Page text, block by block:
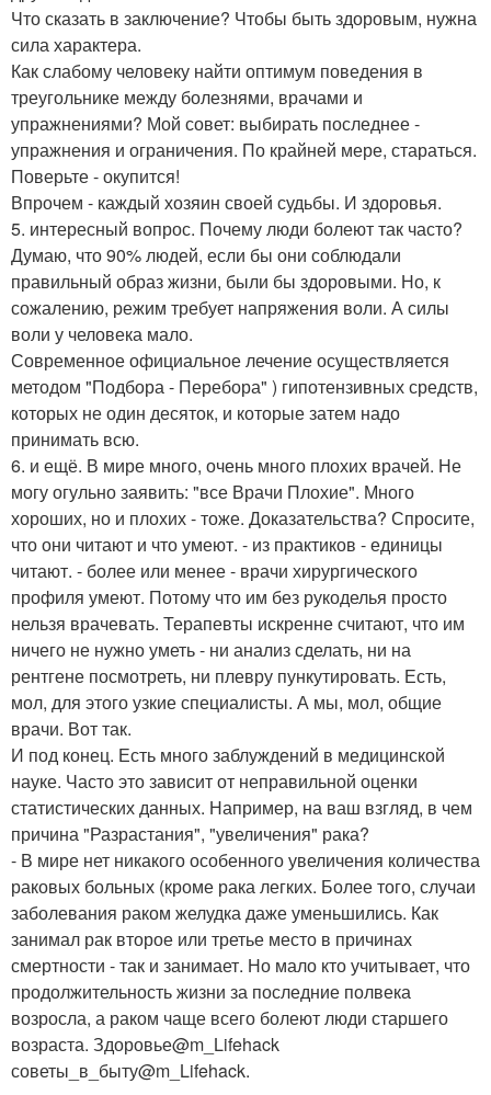
Что сказать в заключение? Чтобы быть здоровым, нужна
сила характера.
Как слабому человеку найти оптимум поведения в
треугольнике между болезнями, врачами и
упражнениями? Мой совет: выбирать последнее -
упражнения и ограничения. По крайней мере, стараться.
Поверьте - окупится!
Впрочем - каждый хозяин своей судьбы. И здоровья.
5. интересный вопрос. Почему люди болеют так часто?
Думаю, что 90% людей, если бы они соблюдали
правильный образ жизни, были бы здоровыми. Но, к
сожалению, режим требует напряжения воли. А силы
воли у человека мало.
Современное официальное лечение осуществляется
методом "Подбора - Перебора" ) гипотензивных средств,
которых не один десяток, и которые затем надо
принимать всю.
6. и ещё. В мире много, очень много плохих врачей. Не
могу огульно заявить: "все Врачи Плохие". Много
хороших, но и плохих - тоже. Доказательства? Спросите,
что они читают и что умеют. - из практиков - единицы
читают. - более или менее - врачи хирургического
профиля умеют. Потому что им без рукоделья просто
нельзя врачевать. Терапевты искренне считают, что им
ничего не нужно уметь - ни анализ сделать, ни на
рентгене посмотреть, ни плевру пункутировать. Есть,
мол, для этого узкие специалисты. А мы, мол, общие
врачи. Вот так.
И под конец. Есть много заблуждений в медицинской
науке. Часто это зависит от неправильной оценки
статистических данных. Например, на ваш взгляд, в чем
причина "Разрастания", "увеличения" рака?
- В мире нет никакого особенного увеличения количества
раковых больных (кроме рака легких. Более того, случаи
заболевания раком желудка даже уменьшились. Как
занимал рак второе или третье место в причинах
смертности - так и занимает. Но мало кто учитывает, что
продолжительность жизни за последние полвека
возросла, а раком чаще всего болеют люди старшего
возраста. Здоровье@m_Lifehack
советы_в_быту@m_Lifehack.